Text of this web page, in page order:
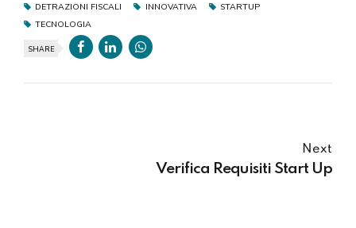
DETRAZIONI FISCALI
INNOVATIVA
STARTUP
TECNOLOGIA
SHARE
Next
Verifica Requisiti Start Up